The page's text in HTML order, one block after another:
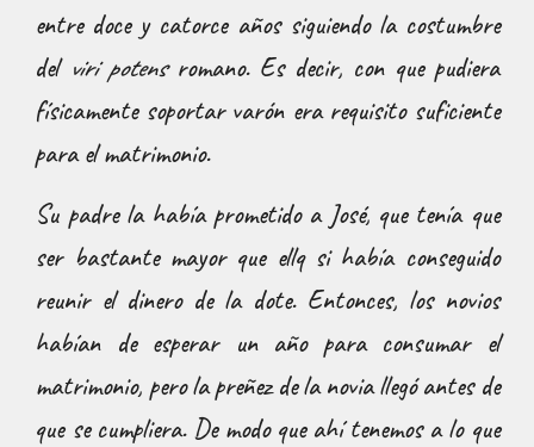
entre doce y catorce años siguiendo la costumbre
del viri potensromano. Es decir, con que pudiera
físicamente soportar varón era requisito suficiente
para el matrimonio.
Su padre la había prometido a José, que tenía que
ser bastante mayor que ellq si había conseguido
reunir el dinero de la dote. Entonces, los novios
habían de esperar un año para consumar el
matrimonio, pero la preñez de la novia llegó antes de
que se cumpliera. De modo que ahí tenemos a lo que